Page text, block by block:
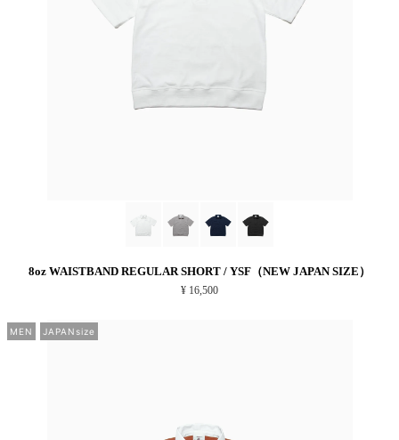
8oz WAISTBAND REGULAR SHORT / YSF（NEW JAPAN SIZE）
¥ 16,500
MEN JAPANsize